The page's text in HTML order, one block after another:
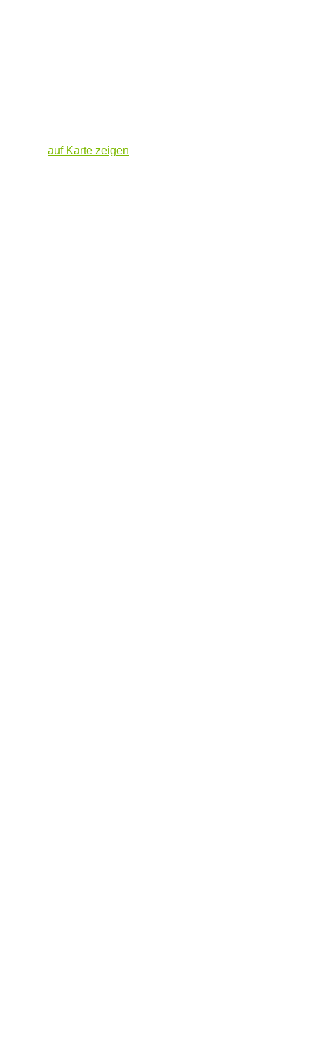
auf Karte zeigen